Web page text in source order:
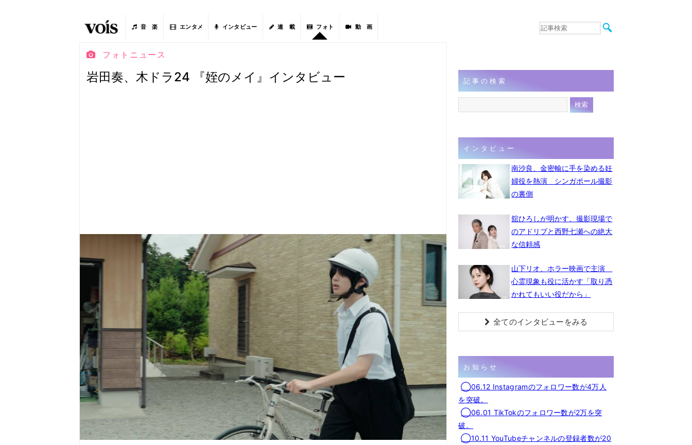
音 楽 エンタメ インタビュー 連 載 フォト 動 画
音楽
連載
フォト
フォトニュース
岩田奏、木ドラ24 『姪のメイ』インタビュー 記事の検索
インタビュー
南沙良、金密輸に手を染める妊
婦役を熱演 シンガポール撮影
の裏側
舘ひろしが明かす、撮影現場で
のアドリブと西野七瀬への絶大
な信頼感
山下リオ、ホラー映画で主演
心霊現象も役に活かす「取り憑
かれてもいい役だから」
全てのインタビューをみる
お知らせ
◯06.12 Instagramのフォロワー数が4万人
を突破。
◯06.01 TikTokのフォロワー数が2万を突
破。
◯10.11 YouTubeチャンネルの登録者数が20